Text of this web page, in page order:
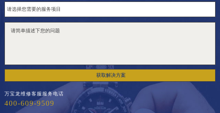
获取解决方案
万宝龙维修客服服务电话
400-609-9509